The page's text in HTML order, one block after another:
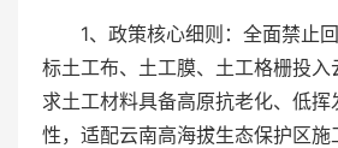
1、政策核心细则：全面禁止
标土工布、土工膜、土工格栅投
求土工材料具备高原抗老化、低挥
性，适配云南高海拔生态保护区